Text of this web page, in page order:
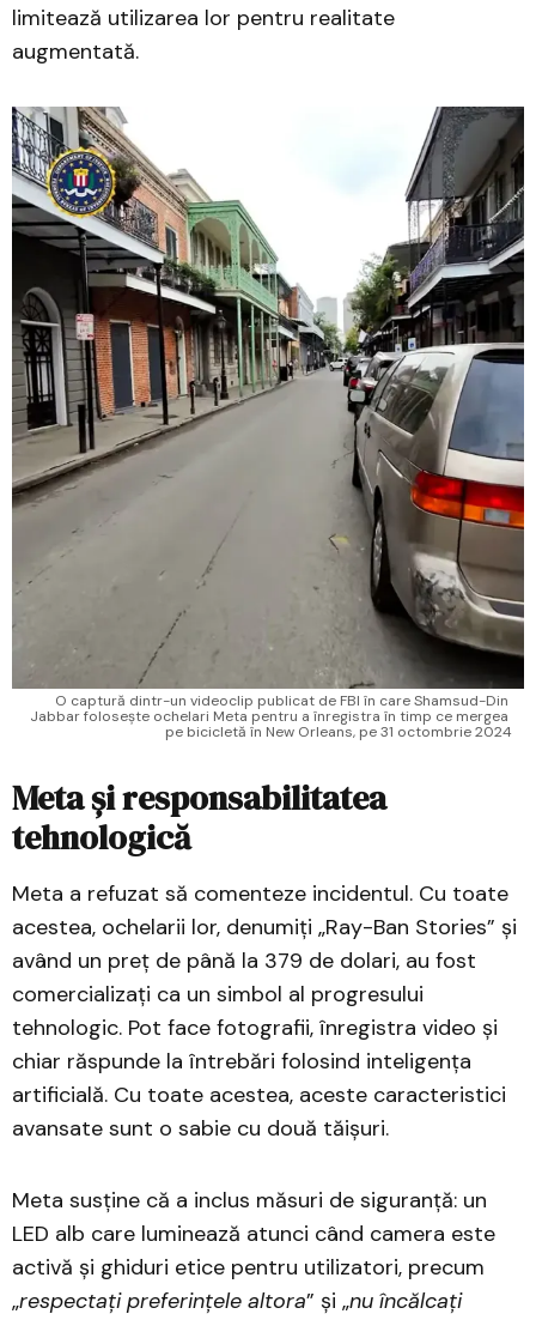
limitează utilizarea lor pentru realitate
augmentată.
O captură dintr-un videoclip publicat de FBI în care Shamsud-Din
Jabbar folosește ochelari Meta pentru a înregistra în timp ce mergea
pe bicicletă în New Orleans, pe 31 octombrie 2024
Meta și responsabilitatea
tehnologică
Meta a refuzat să comenteze incidentul. Cu toate
acestea, ochelarii lor, denumiți „Ray-Ban Stories” și
având un preț de până la 379 de dolari, au fost
comercializați ca un simbol al progresului
tehnologic. Pot face fotografii, înregistra video și
chiar răspunde la întrebări folosind inteligența
artificială. Cu toate acestea, aceste caracteristici
avansate sunt o sabie cu două tăișuri.
Meta susține că a inclus măsuri de siguranță: un
LED alb care luminează atunci când camera este
activă și ghiduri etice pentru utilizatori, precum
„respectați preferințele altora” și „nu încălcați